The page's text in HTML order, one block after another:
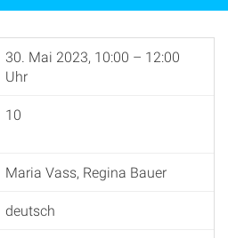
30. Mai 2023, 10:00 – 12:00
Uhr
10
Maria Vass, Regina Bauer
deutsch